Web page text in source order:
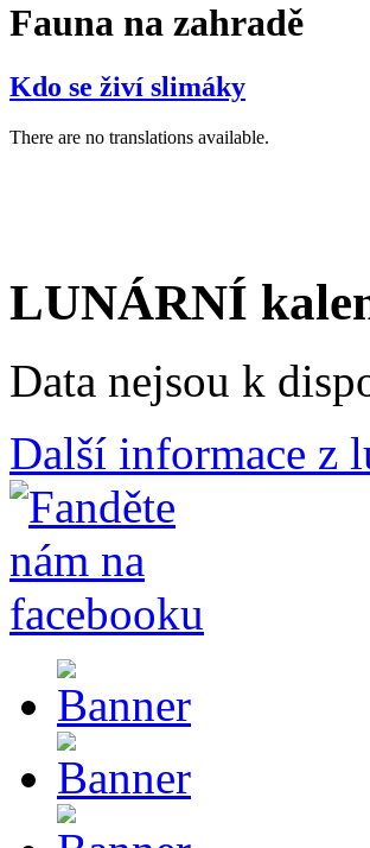
Fauna na zahradě
Kdo se živí slimáky
There are no translations available.
LUNÁRNÍ
Data nejsou k
Další informace z